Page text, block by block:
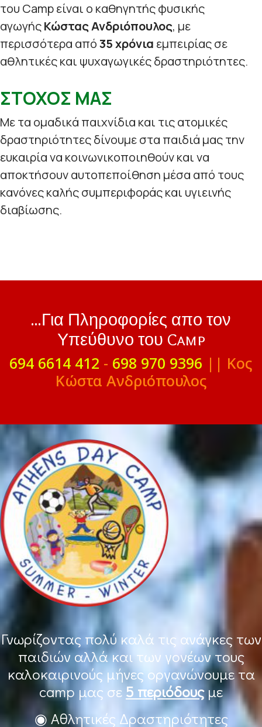
του Camp είναι ο καθηγητής φυσικής
αγωγήςΚώστας Ανδριόπουλος, με
περισσότερα από35 χρόνια εμπειρίας σε
αθλητικές και ψυχαγωγικές δραστηριότητες.
ΣΤΟΧΟΣ ΜΑΣ
Με τα ομαδικά παιχνίδια και τις ατομικές
δραστηριότητες δίνουμε στα παιδιά μας την
ευκαιρία να κοινωνικοποιηθούν και να
αποκτήσουν αυτοπεποίθηση μέσα από τους
κανόνες καλής συμπεριφοράς και υγιεινής
διαβίωσης.
...Για Πληροφορίες απο τον
Υπεύθυνο του Camp
694 6614 412 - 698 970 9396 || Κος
Κώστα Ανδριόπουλος
Γνωρίζοντας πολύ καλά τις ανάγκες των
παιδιών αλλά και των γονέων τους
καλοκαιρινούς μήνες οργανώνουμε τα
camp μας σε 5 περιόδουςμε
◉ Αθλητικές Δραστηριότητες